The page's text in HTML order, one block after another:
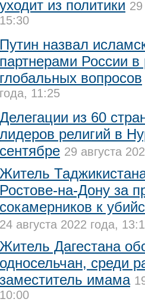
уходит из политики 29
15:30
Путин назвал
партнерами России
глобальных вопросов
года, 11:25
Делегации из 60
лидеров религий в
сентябре 29 августа
Житель
Ростове-на-Дону за
сокамерников к
24 августа 2022 года,
Житель Дагестана
односельчан, среди
заместитель имама
10:00